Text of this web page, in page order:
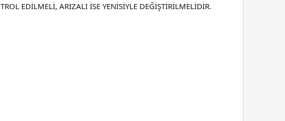
EDİLMELİ, ARIZALI İSE YENİSİYLE DEĞİŞTİRİLMELİDİR.